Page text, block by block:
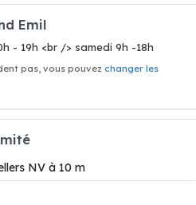
Emil
- 19h <br /> samedi 9h -18h
pas, vous pouvez changer les
NV à 10 m